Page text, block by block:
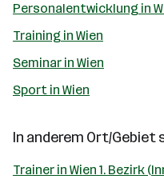
Personalentwicklung in
Training in Wien
Seminar in Wien
Sport in Wien
In anderem Ort/Gebiet
Trainer in Wien 1. Bezirk